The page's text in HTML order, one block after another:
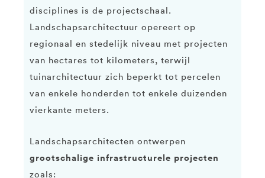
disciplines is de projectschaal.
Landschapsarchitectuur opereert op
regionaal en stedelijk niveau met projecten
van hectares tot kilometers, terwijl
tuinarchitectuur zich beperkt tot percelen
van enkele honderden tot enkele duizenden
vierkante meters.
Landschapsarchitecten ontwerpen
grootschalige infrastructurele projecten
zoals: